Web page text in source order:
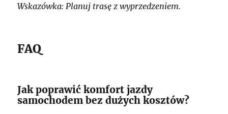
Wskazówka: Planuj trasę z wyprzedzeniem.
FAQ
Jak poprawić komfort jazdy
samochodem bez dużych kosztów?